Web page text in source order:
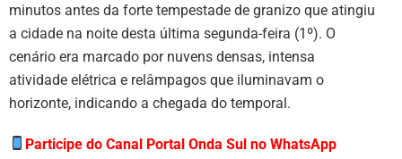
minutos antes da forte tempestade de granizo que atingiu
a cidade na noite desta última segunda-feira (1º). O
cenário era marcado por nuvens densas, intensa
atividade elétrica e relâmpagos que iluminavam o
horizonte, indicando a chegada do temporal.
Participe do Canal Portal Onda Sul no WhatsApp